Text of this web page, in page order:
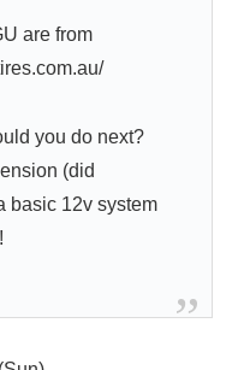
are from
you do next?
(did
basic 12v system